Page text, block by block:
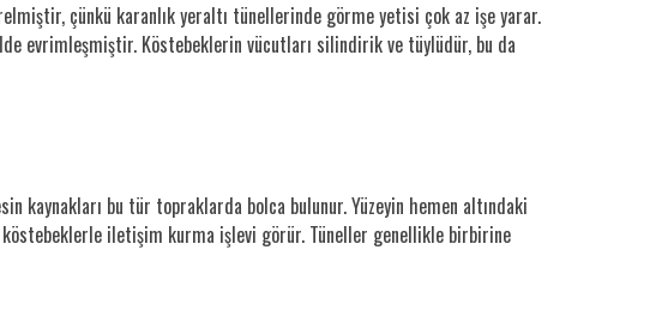
çünkü karanlık yeraltı tünellerinde görme yetisi çok az işe yarar.
evrimleşmiştir. Köstebeklerin vücutları silindirik ve tüylüdür, bu da
kaynakları bu tür topraklarda bolca bulunur. Yüzeyin hemen altındaki
köstebeklerle iletişim kurma işlevi görür. Tüneller genellikle birbirine